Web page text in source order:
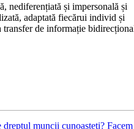
nediferențiată și impersonală și
adaptată fiecărui individ și
de informație
muncii cunoașteți? Facem